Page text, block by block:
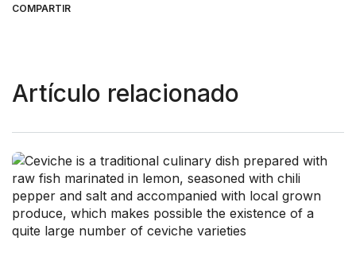
COMPARTIR
Artículo relacionado